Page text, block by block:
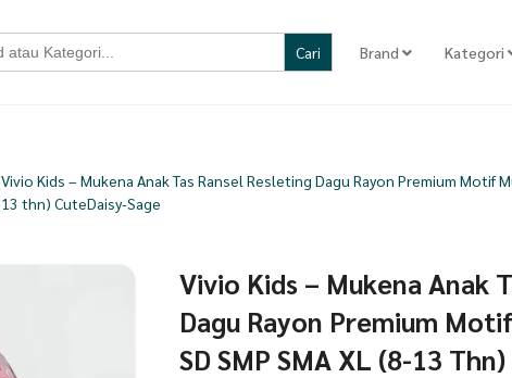
Brand Kategori
Vivio Kids – Mukena Anak Tas Ransel Resleting Dagu Rayon Premium Motif
13 thn) CuteDaisy-Sage
Vivio Kids – Mukena Anak
Dagu Rayon Premium
SD SMP SMA XL (8-13